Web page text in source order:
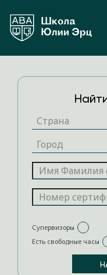
Супервизоры
Есть свободные часы